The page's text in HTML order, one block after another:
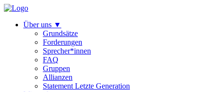
Über uns ▼
Grundsätze
Forderungen
Sprecher*innen
FAQ
Gruppen
Allianzen
Statement Letzte Generation